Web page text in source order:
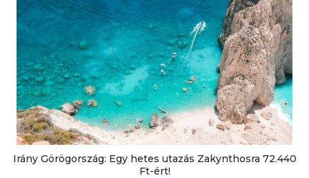
Irány Görögország: Egy hetes utazás Zakynthosra 72.440
Ft-ért!